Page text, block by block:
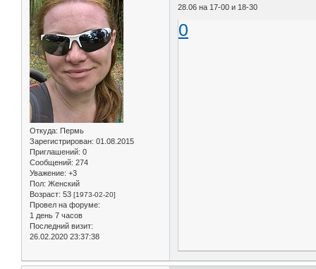
Откуда: Пермь
Зарегистрирован: 01.08.2015
Приглашений: 0
Сообщений: 274
Уважение: +3
Пол: Женский
Возраст: 53 [1973-02-20]
Провел на форуме:
1 день 7 часов
Последний визит:
26.02.2020 23:37:38
28.06 на 17-00 и 18-30
0